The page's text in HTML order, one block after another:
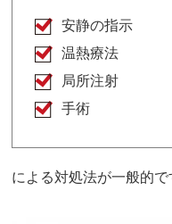
安静の指示
温熱療法
局所注射
手術
による対処法が一般的で